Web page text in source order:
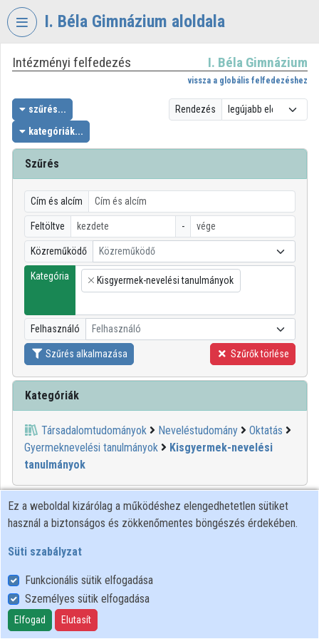
Fejléc kihagyása
I. Béla Gimnázium aloldala
VIDEOTORIUM
BÉLA
GIMNÁZIUM
Intézményi kezdőlap
Bejelentkezés
Intézményi felfedezés
Kategóriák
Intézményi listák
Intézmények
Közreműködők
Intézményi felfedezés I. Béla Gimnázium
vissza a globális felfedezéshez
szűrés...
kategóriák...
Rendezés
Szűrés
Cím és alcím
Feltöltve -
Közreműködő Közreműködő
Kategória
×
Kisgyermek-nevelési tanulmányok
Felhasználó Felhasználó
Szűrés alkalmazása Szűrők törlése
Kategóriák
Társadalomtudományok Neveléstudomány
Oktatás
Gyermeknevelési tanulmányok
Kisgyermek-nevelési
tanulmányok
Felhasználói szabályzat
Adatkezelési tájékoztató
Süti szabályzat
Ez a weboldal kizárólag a működéshez elengedhetetlen sütiket
használ a biztonságos és zökkenőmentes böngészés érdekében.
Süti szabályzat
Funkcionális sütik elfogadása
Személyes sütik elfogadása
Elfogad Elutasít